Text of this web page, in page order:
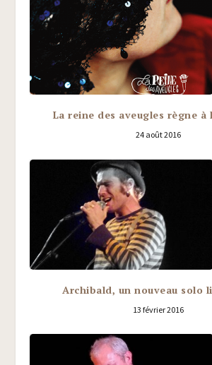
La reine des aveugles règne à
24 août 2016
Archibald, un nouveau solo
13 février 2016